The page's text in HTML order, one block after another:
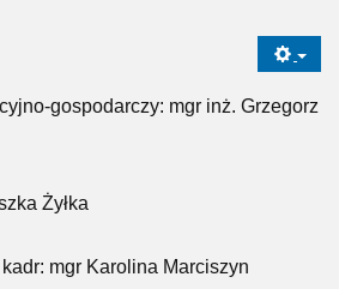
gospodarczy: mgr inż. Grzegorz
Żyłka
mgr Karolina Marciszyn